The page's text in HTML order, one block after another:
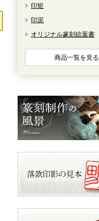
印矩
印泥
オリジナル篆刻絵葉書
商品一覧を見る